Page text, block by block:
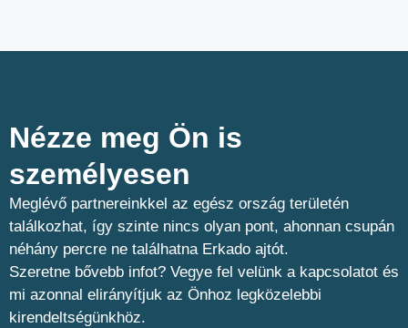
Nézze meg Ön is
személyesen​
Meglévő partnereinkkel az egész ország területén
találkozhat, így szinte nincs olyan pont, ahonnan csupán
néhány percre ne találhatna Erkado ajtót.
Szeretne bővebb infot? Vegye fel velünk a kapcsolatot és
mi azonnal elirányítjuk az Önhoz legközelebbi
kirendeltségünkhöz.